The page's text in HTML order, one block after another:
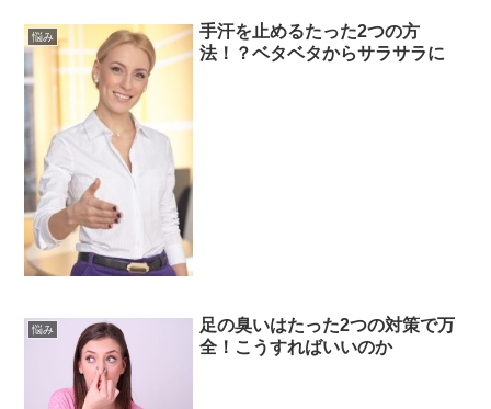
悩み
手汗を止めるたった2つの方
法！？ベタベタからサラサラに
悩み
足の臭いはたった2つの対策で万
全！こうすればいいのか